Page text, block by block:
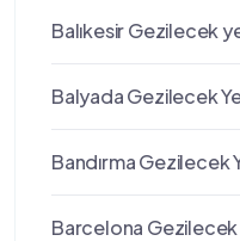
Balıkesir Gezilecek
Balyada Gezilecek
Bandırma Gezilecek
Barcelona Gezilecek